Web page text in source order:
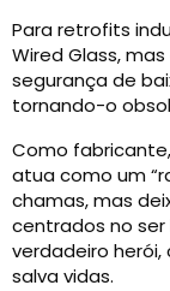
Para retrofits
Wired Glass,
segurança de
tornando-o
Como
atua como um
chamas, mas
centrados no
verdadeiro
salva vidas.